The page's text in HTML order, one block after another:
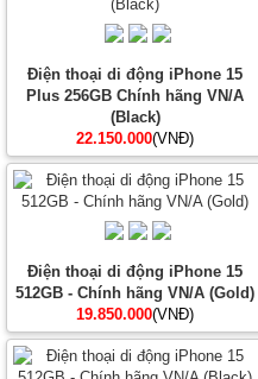
Điện thoại di động iPhone 15
Plus 256GB Chính hãng VN/A
(Black)
22.150.000(VNĐ)
Điện thoại di động iPhone 15
512GB - Chính hãng VN/A (Gold)
19.850.000(VNĐ)